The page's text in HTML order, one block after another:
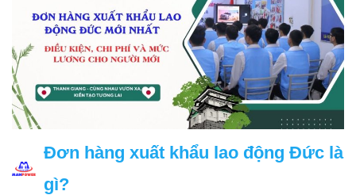
Đơn hàng xuất khẩu lao động Đức là
gì?